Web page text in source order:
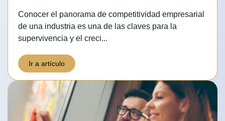
Conocer el panorama de competitividad empresarial
de una industria es una de las claves para la
supervivencia y el creci...
Ir a artículo